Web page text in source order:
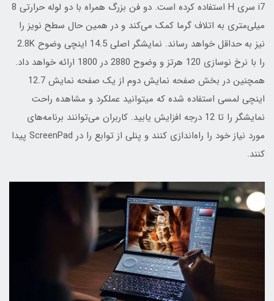
i7 سری H استفاده کرده است. دو فن بزرگ همراه با دو لوله حرارتی 8
میلی‌متری به اتلاف گرما کمک می‌کند و در همین حال سطح نویز را
نیز به حداقل خواهد رساند. نمایشگر اصلی 14.5 اینچی وضوح 2.8K
را با نرخ نوسازی 120 هرتز و وضوح 2880 در 1800 ارائه خواهد داد.
همچنین در بخش صفحه نمایش دوم از یک صفحه نمایش 12.7
اینچی لمسی استفاده شده که میتوانید عملکرد و مشاهده راحت
نمایشگر را تا 12 درجه افزایش یابید. کاربران می‌توانند برنامه‌های
مورد نیاز خود را راه‌اندازی کنند و پنلی از توابع را در ScreenPad پیدا
کنند.